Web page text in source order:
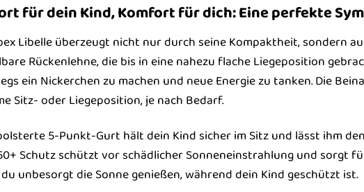
für dein Kind, Komfort für dich: Eine perfekte
Libelle überzeugt nicht nur durch seine Kompaktheit, sondern
Rückenlehne, die bis in eine nahezu flache Liegeposition
ein Nickerchen zu machen und neue Energie zu tanken. Die
Sitz- oder Liegeposition, je nach Bedarf.
5-Punkt-Gurt hält dein Kind sicher im Sitz und lässt ihm
Schutz schützt vor schädlicher Sonneneinstrahlung und sorgt
unbesorgt die Sonne genießen, während dein Kind geschützt ist.